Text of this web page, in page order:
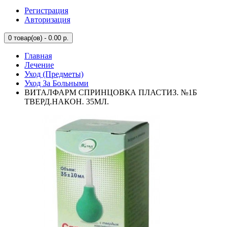
Регистрация
Авторизация
0 товар(ов) - 0.00 р.
Главная
Лечение
Уход (Предметы)
Уход За Больными
ВИТАЛФАРМ СПРИНЦОВКА ПЛАСТИЗ. №1Б
ТВЕРД.НАКОН. 35МЛ.